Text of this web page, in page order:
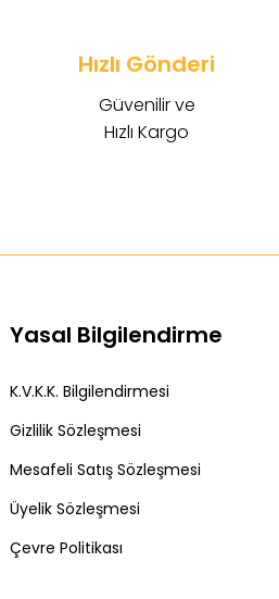
Hızlı Gönderi
Güvenilir ve
Hızlı Kargo
Yasal Bilgilendirme
K.V.K.K. Bilgilendirmesi
Gizlilik Sözleşmesi
Mesafeli Satış Sözleşmesi
Üyelik Sözleşmesi
Çevre Politikası